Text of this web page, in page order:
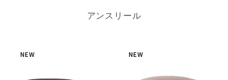
アンスリール
NEW NEW